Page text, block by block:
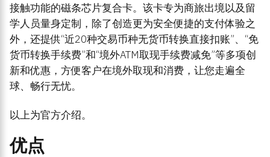
接触功能的磁条芯片复合卡。该卡专为商旅出境以及留
学人员量身定制，除了创造更为安全便捷的支付体验之
外，还提供“近20种交易币种无货币转换直接扣账”、“免
货币转换手续费”和“境外ATM取现手续费减免”等多项创
新和优惠，方便客户在境外取现和消费，让您走遍全
球、畅行无忧。
以上为官方介绍。
优点